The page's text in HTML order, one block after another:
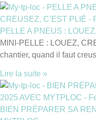
PELLE A PNEUS :
MINI-PELLE : LOUEZ,
chantier, quand il faut
Lire la suite »
BIEN PRÉPARER SA